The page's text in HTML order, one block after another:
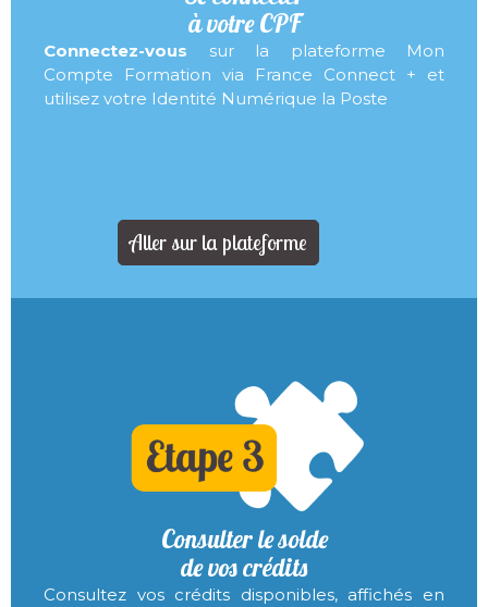
à votre CPF
Connectez-vous sur la plateforme Mon
Compte Formation via France Connect + et
utilisez votre Identité Numérique la Poste
Aller sur la plateforme
Consulter le solde
de vos crédits
Consultez vos crédits disponibles, affichés en